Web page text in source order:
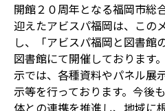
開館２０周年となる福岡市総
迎えたアビスパ福岡は、この
し、「アビスパ福岡と図書館
図書館にて開催しております
示では、各種資料やパネル展
示等を行っております。今後
体との連携を推進し、地域に